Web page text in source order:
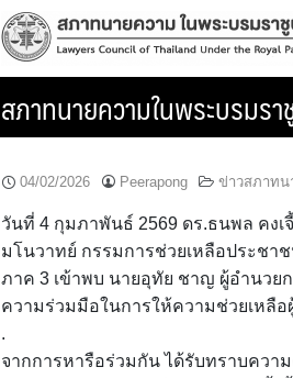
สภาทนายความในพระบรม
04/02/2026 Peerapong ข่าวสภาทน
วันที่ 4 กุมภาพันธ์ 2569 ดร.ธนพล คง
มโนวาทย์ กรรมการช่วยเหลือประช
ภาค 3 เข้าพบ นายอุทัย ชาญ ผู้อำนวย
ความร่วมมือในการให้ความช่วยเหลือ
.
จากการหารือร่วมกัน ได้รับทราบควา